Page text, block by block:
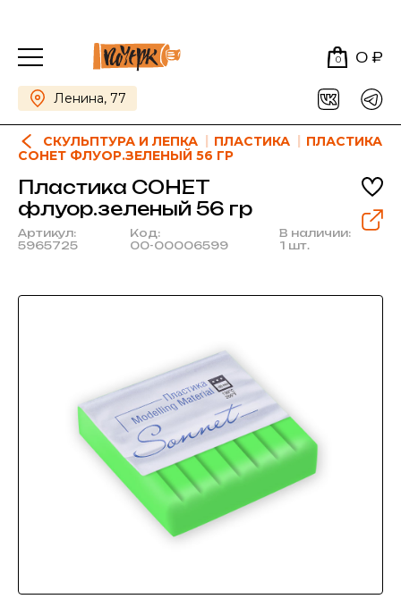
0 0 ₽
Ленина, 77
СКУЛЬПТУРА И ЛЕПКА ПЛАСТИКА
ПЛАСТИКА
СОНЕТ ФЛУОР.ЗЕЛЕНЫЙ 56 ГР
Пластика СОНЕТ
флуор.зеленый 56 гр
Артикул:
5965725
Код:
00-00006599
В наличии:
1 шт.